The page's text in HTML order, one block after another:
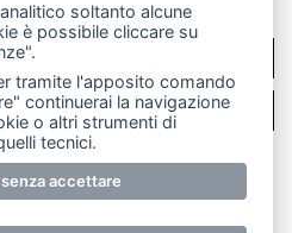
PUBBLICITÀ
S.r.l. - Tutti i diritti riservati.
e pubblicazione anche
soltanto alcune
è possibile cliccare su
tramite l'apposito comando
continuerai la navigazione
o altri strumenti di
tecnici.
accettare